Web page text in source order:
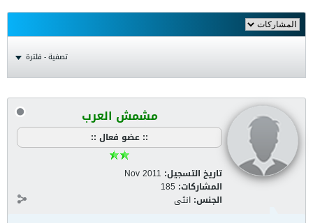
تصفية - فلترة
مشمش العرب
:: عضو فعال ::
تاريخ التسجيل: Nov 2011
المشاركات: 185
الجنس: انثى